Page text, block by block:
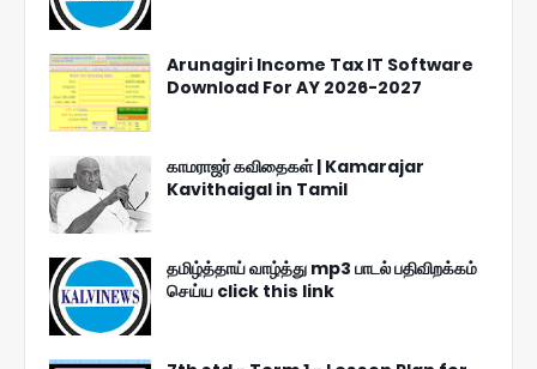
Arunagiri Income Tax IT Software
Download For AY 2026-2027
காமராஜர் கவிதைகள் | Kamarajar
Kavithaigal in Tamil
தமிழ்த்தாய் வாழ்த்து mp3 பாடல் பதிவிறக்கம்
செய்ய click this link